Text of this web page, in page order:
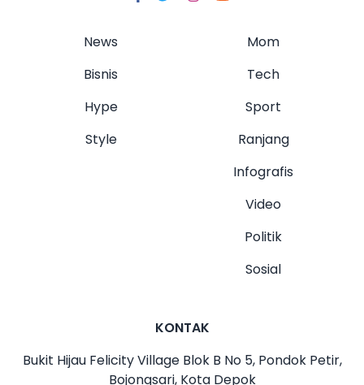
News
Bisnis
Hype
Style
Mom
Tech
Sport
Ranjang
Infografis
Video
Politik
Sosial
KONTAK
Bukit Hijau Felicity Village Blok B No 5, Pondok Petir,
Bojongsari, Kota Depok